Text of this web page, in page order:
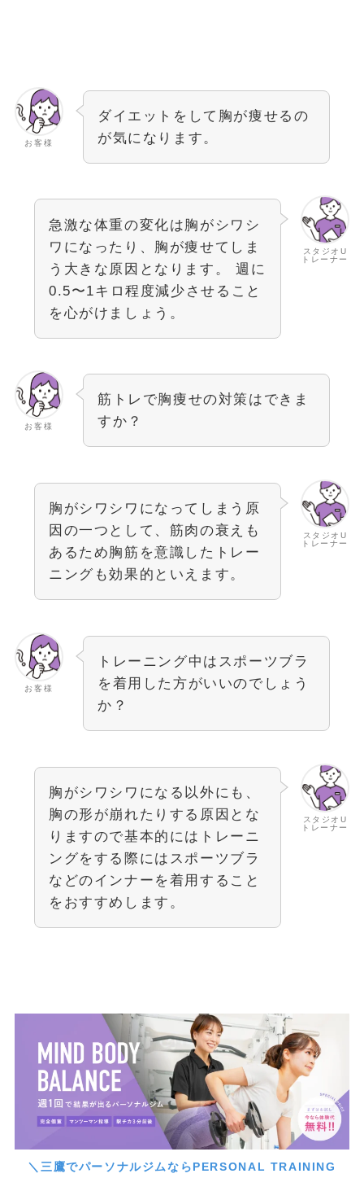
お客様
ダイエットをして胸が痩せるの
が気になります。
スタジオU
トレーナー
急激な体重の変化は胸がシワシ
ワになったり、胸が痩せてしま
う大きな原因となります。 週に
0.5〜1キロ程度減少させること
を心がけましょう。
お客様
筋トレで胸痩せの対策はできま
すか？
スタジオU
トレーナー
胸がシワシワになってしまう原
因の一つとして、筋肉の衰えも
あるため胸筋を意識したトレー
ニングも効果的といえます。
お客様
トレーニング中はスポーツブラ
を着用した方がいいのでしょう
か？
スタジオU
トレーナー
胸がシワシワになる以外にも、
胸の形が崩れたりする原因とな
りますので基本的にはトレーニ
ングをする際にはスポーツブラ
などのインナーを着用すること
をおすすめします。
＼三鷹でパーソナルジムならPERSONAL TRAINING